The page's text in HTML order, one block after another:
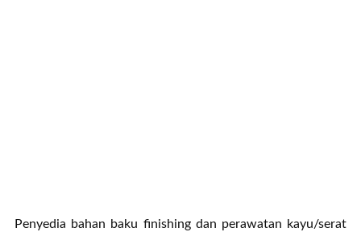
Penyedia bahan baku finishing dan perawatan kayu/serat